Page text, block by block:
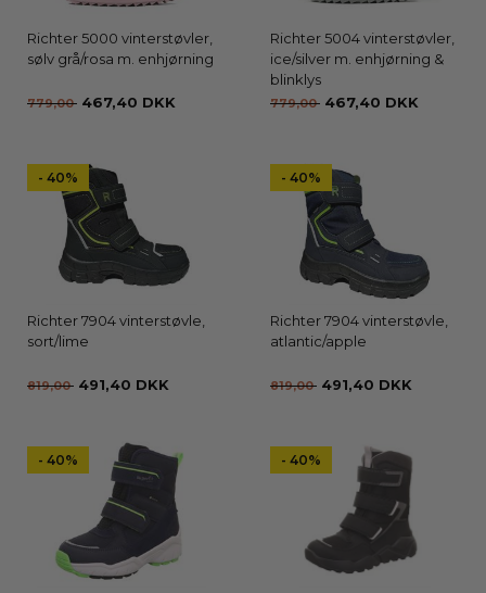
Richter 5000 vinterstøvler,
sølv grå/rosa m. enhjørning
779,00 467,40 DKK
Richter 5004 vinterstøvler,
ice/silver m. enhjørning &
blinklys
779,00 467,40 DKK
- 40%
Richter 7904 vinterstøvle,
sort/lime
819,00 491,40 DKK
- 40%
Richter 7904 vinterstøvle,
atlantic/apple
819,00 491,40 DKK
- 40% - 40%